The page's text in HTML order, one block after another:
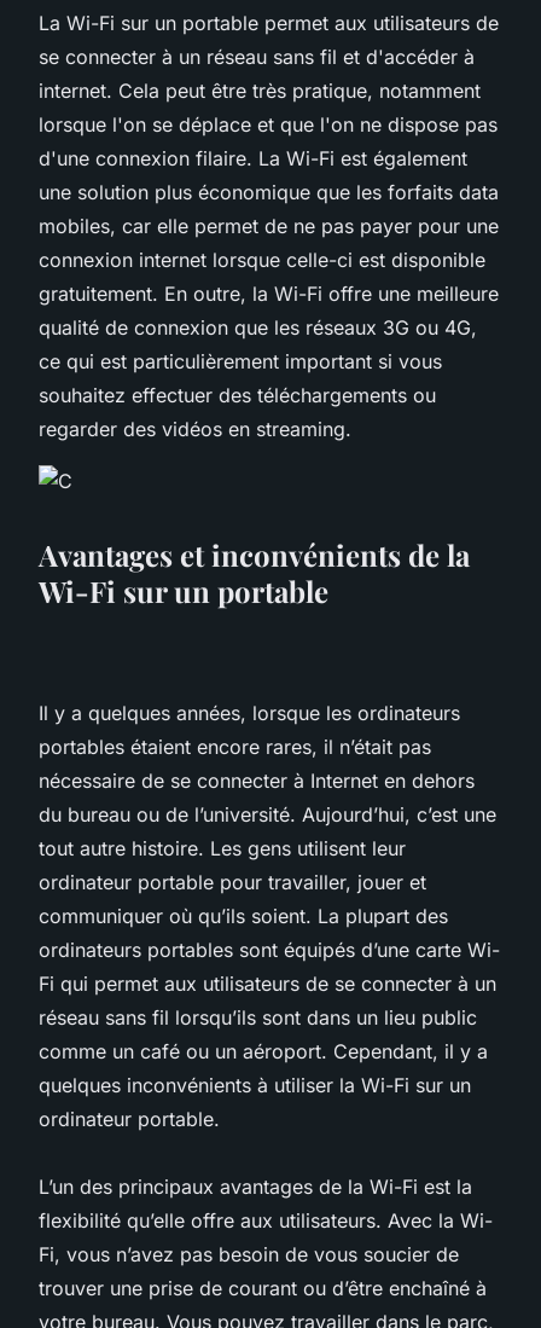
La Wi-Fi sur un portable permet aux utilisateurs de
se connecter à un réseau sans fil et d'accéder à
internet. Cela peut être très pratique, notamment
lorsque l'on se déplace et que l'on ne dispose pas
d'une connexion filaire. La Wi-Fi est également
une solution plus économique que les forfaits data
mobiles, car elle permet de ne pas payer pour une
connexion internet lorsque celle-ci est disponible
gratuitement. En outre, la Wi-Fi offre une meilleure
qualité de connexion que les réseaux 3G ou 4G,
ce qui est particulièrement important si vous
souhaitez effectuer des téléchargements ou
regarder des vidéos en streaming.
Avantages et inconvénients de la
Wi-Fi sur un portable
Il y a quelques années, lorsque les ordinateurs
portables étaient encore rares, il n’était pas
nécessaire de se connecter à Internet en dehors
du bureau ou de l’université. Aujourd’hui, c’est une
tout autre histoire. Les gens utilisent leur
ordinateur portable pour travailler, jouer et
communiquer où qu’ils soient. La plupart des
ordinateurs portables sont équipés d’une carte Wi-
Fi qui permet aux utilisateurs de se connecter à un
réseau sans fil lorsqu’ils sont dans un lieu public
comme un café ou un aéroport. Cependant, il y a
quelques inconvénients à utiliser la Wi-Fi sur un
ordinateur portable.
L’un des principaux avantages de la Wi-Fi est la
flexibilité qu’elle offre aux utilisateurs. Avec la Wi-
Fi, vous n’avez pas besoin de vous soucier de
trouver une prise de courant ou d’être enchaîné à
votre bureau. Vous pouvez travailler dans le parc,